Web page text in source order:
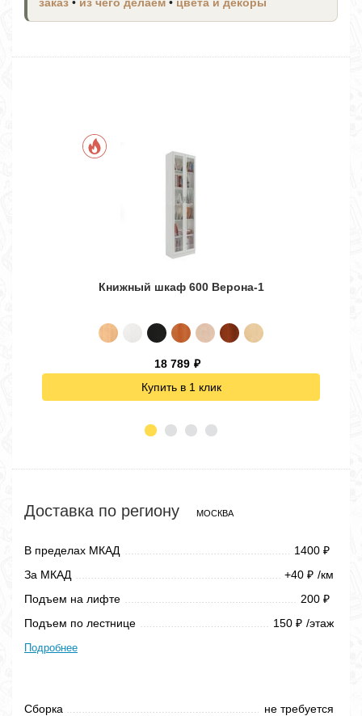
заказ • из чего делаем • цвета и декоры
Книжный шкаф 600 Верона-1
18 789 ₽
Купить в 1 клик
Доставка по региону МОСКВА
В пределах МКАД 1400 ₽
За МКАД +40 ₽ /км
Подъем на лифте
200 ₽
Подъем по лестнице 150 ₽ /этаж
Подробнее
Сборка не требуется